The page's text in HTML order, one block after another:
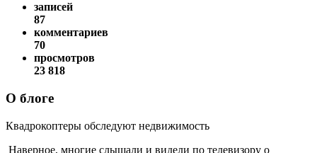
записей
87
комментариев
70
просмотров
23 818
О блоге
Квадрокоптеры обследуют недвижимость
Наверное, многие слышали и видели по телевизору о